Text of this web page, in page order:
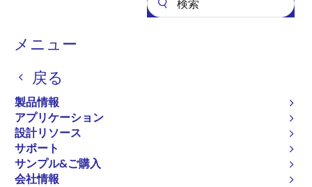
Main
メニュー
戻る
製品情報
アプリケーション
設計リソース
サポート
サンプル&ご購入
会社情報
パ
く
ず
マイクロコントローラとマイクロプロセッサ
RXファミリ 開発環境 - 開発ツール
RXファミリ 開発環境 - 開
発ツール